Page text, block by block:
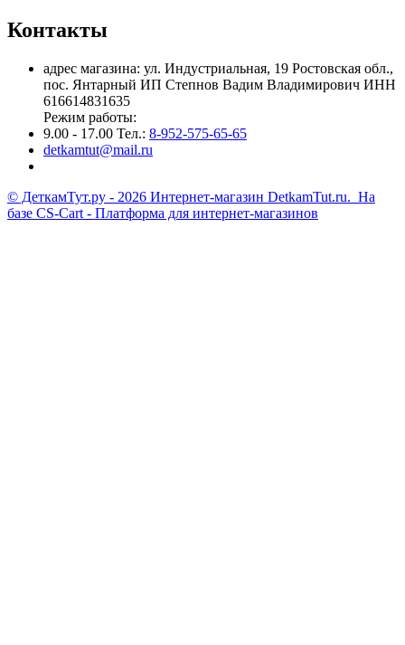
Контакты
адрес магазина: ул. Индустриальная, 19 Ростовская обл.,
пос. Янтарный ИП Степнов Вадим Владимирович ИНН
616614831635
Режим работы:
9.00 - 17.00 Тел.: 8-952-575-65-65
detkamtut@mail.ru
© ДеткамТут.ру - 2026 Интернет-магазин DetkamTut.ru. На
базе CS-Cart - Платформа для интернет-магазинов